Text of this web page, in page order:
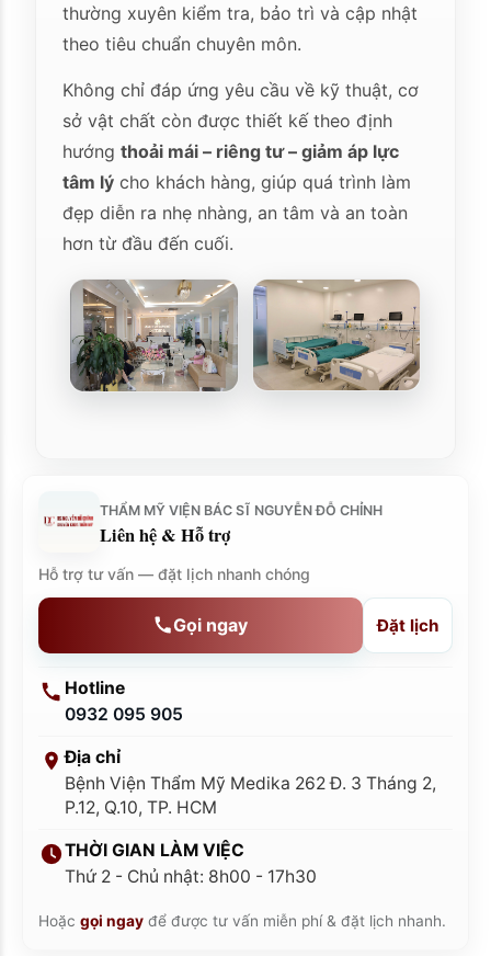
thường xuyên kiểm tra, bảo trì và cập nhật
theo tiêu chuẩn chuyên môn.
Không chỉ đáp ứng yêu cầu về kỹ thuật, cơ
sở vật chất còn được thiết kế theo định
hướngthoải mái – riêng tư – giảm áp lực
tâm lý cho khách hàng, giúp quá trình làm
đẹp diễn ra nhẹ nhàng, an tâm và an toàn
hơn từ đầu đến cuối.
THẨM MỸ VIỆN BÁC SĨ NGUYỄN ĐỖ CHỈNH
Liên hệ & Hỗ trợ
Hỗ trợ tư vấn — đặt lịch nhanh chóng
Gọi ngay Đặt lịch
Hotline
0932 095 905
Địa chỉ
Bệnh Viện Thẩm Mỹ Medika 262 Đ. 3 Tháng 2,
P.12, Q.10, TP. HCM
THỜI GIAN LÀM VIỆC
Thứ 2 - Chủ nhật: 8h00 - 17h30
Hoặc gọi ngay để được tư vấn miễn phí & đặt lịch nhanh.